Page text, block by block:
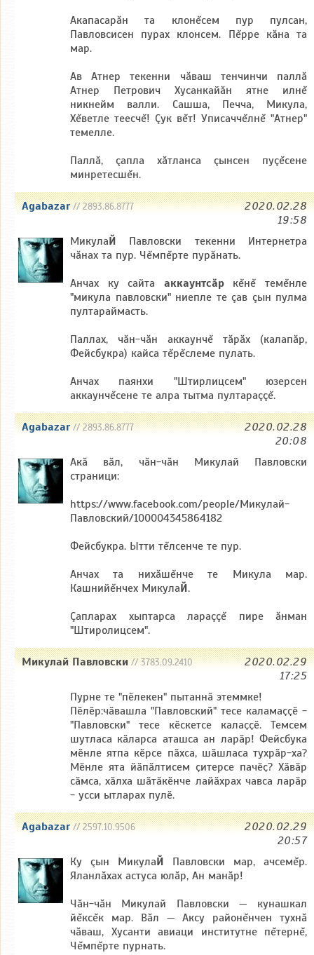
Акапасарăн та клонĕсем пур пулсан,
Павловсисен пурах клонсем. Пĕрре кăна та
мар.
Ав Атнер текенни чăваш тенчинчи паллă
Атнер Петрович Хусанкайăн ятне илнĕ
никнейм валли. Сашша, Печча, Микула,
Хĕветле теесчĕ! Çук вĕт! Уписаччĕлнĕ "Атнер"
темелле.
Паллă, çапла хăтланса çынсен пуçĕсене
минретесшĕн.
Agabazar// 2893.86.8777
2020.02.28
19:58
МикулаЙ Павловски текенни Интернетра
чăнах та пур. Чĕмпĕрте пурăнать.
Анчах ку сайта аккаунтсăркĕнĕ темĕнле
"микула павловски" ниепле те çав çын пулма
пултараймасть.
Паллах, чăн-чăн аккаунчĕ тăрăх (калапăр,
Фейсбукра) кайса тĕрĕслеме пулать.
Анчах паянхи "Штирлицсем" юзерсен
аккаунчĕсене те алра тытма пултараççĕ.
Agabazar// 2893.86.8777
2020.02.28
20:08
Акă вăл, чăн-чăн Микулай Павловски
страници:
https://www.facebook.com/people/Микулай-
Павловский/100004345864182
Фейсбукра. Ытти тĕлсенче те пур.
Анчах та нихăшĕнче те Микула мар.
Кашнийĕнчех МикулаЙ.
Çапларах хыптарса лараççĕ пире ăнман
"Штиролицсем".
Микулай Павловски// 3783.09.2410
2020.02.29
17:25
Пурне те "пӗлекен" пытаннӑ этеммке!
Пӗлӗр:чӑвашла "Павловский" тесе каламаҫҫӗ -
"Павловски" тесе кӗскетсе калаҫҫӗ. Темсем
шутласа кӑларса аташса ан ларӑр! Фейсбука
мӗнле ятпа кӗрсе пӑхса, шӑшласа тухрӑр-ха?
Мӗнле ята йӑпӑлтисем ҫитерсе пачӗҫ? Хӑвӑр
сӑмса, хӑлха шӑтӑкӗнче лайӑхрах чавса ларӑр
- усси ытларах пулӗ.
Agabazar// 2597.10.9506
2020.02.29
20:57
Ку çын МикулаЙ Павловски мар, ачсемĕр.
Яланлăхах астуса юлăр, Ан манăр!
Чăн-чăн Микулай Павловски — кунашкал
йĕксĕк мар. Вăл — Аксу районĕнчен тухнă
чăваш, Хусанти авиаци институтне пĕтернĕ,
Чĕмпĕрте пурнать.